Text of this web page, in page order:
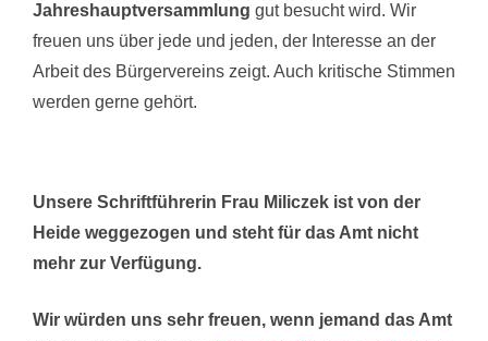
Jahreshauptversammlung gut besucht wird. Wir
freuen uns über jede und jeden, der Interesse an der
Arbeit des Bürgervereins zeigt. Auch kritische Stimmen
werden gerne gehört.
Unsere Schriftführerin Frau Miliczek ist von der
Heide weggezogen und steht für das Amt nicht
mehr zur Verfügung.
Wir würden uns sehr freuen, wenn jemand das Amt